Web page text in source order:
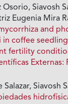
Osorio, Siavosh
Eugenia Mira
and
in coffee
fertility
Externas:
Salazar, Siavosh